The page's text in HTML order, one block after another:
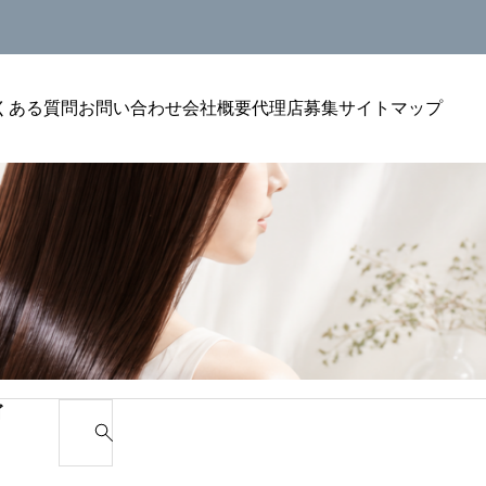
ある質問お問い合わせ会社概要代理店募集サイトマップ
ン
聞
美容室単価アップ
美容室のトリートメントをリピートにつなげ
る方法｜単価アップを安定させる考え方
美容室の
a